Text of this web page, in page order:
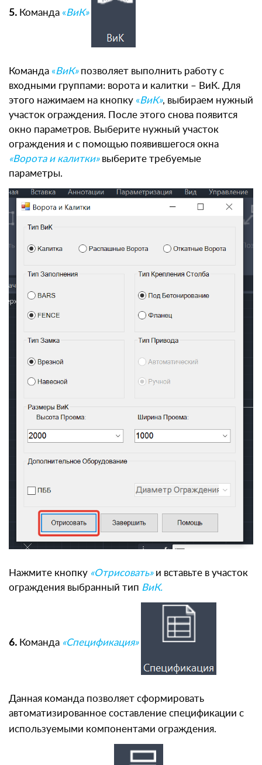
5. Команда «ВиК»
Команда «ВиК» позволяет выполнить работу с
входными группами: ворота и калитки – ВиК. Для
этого нажимаем на кнопку «ВиК», выбираем нужный
участок ограждения. После этого снова появится
окно параметров. Выберите нужный участок
ограждения и с помощью появившегося окна
«Ворота и калитки» выберите требуемые
параметры.
Нажмите кнопку «Отрисовать» и вставьте в участок
ограждения выбранный тип ВиК.
6. Команда «Спецификация»
Данная команда позволяет сформировать
автоматизированное составление спецификации с
используемыми компонентами ограждения.